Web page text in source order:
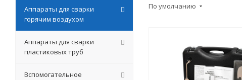
По умолчанию
Аппараты для сварки
горячим воздухом
Аппараты для сварки
пластиковых труб
Вспомогательное